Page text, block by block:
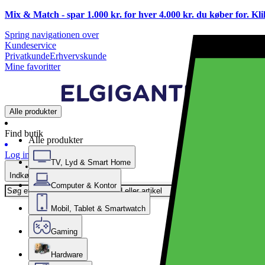
Mix & Match - spar 1.000 kr. for hver 4.000 kr. du køber for.
Spring navigationen over
Kundeservice
PrivatkundeErhvervskunde
Mine favoritter
Alle produkter
Find butik
Log ind
Indkøbskurv
Alle produkter
TV, Lyd & Smart Home
Computer & Kontor
Mobil, Tablet & Smartwatch
Gaming
Hardware